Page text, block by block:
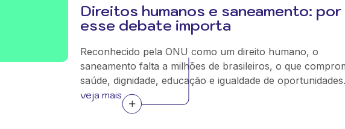
Direitos humanos e saneamento:
esse debate importa
Reconhecido pela ONU como um direito humano, o
saneamento falta a milhões de brasileiros, o que
saúde, dignidade, educação e igualdade de oportunidades.
veja mais